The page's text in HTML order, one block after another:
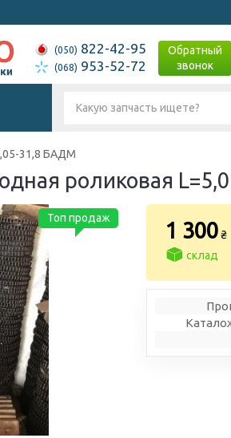
(050) 822-42-95
(068) 953-52-72
Обратный
звонок
31,8 БАДМ
роликовая
Топ продаж
1 300 ₴
склад